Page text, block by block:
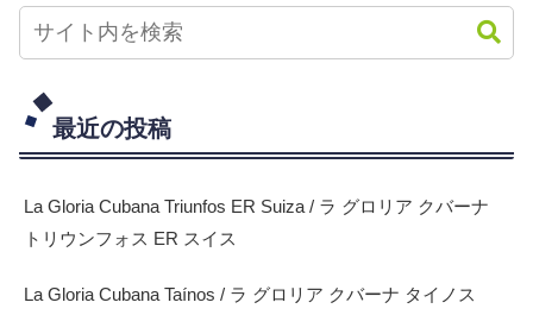
最近の投稿
La Gloria Cubana Triunfos ER Suiza / ラ グロリア クバーナ
トリウンフォス ER スイス
La Gloria Cubana Taínos / ラ グロリア クバーナ タイノス